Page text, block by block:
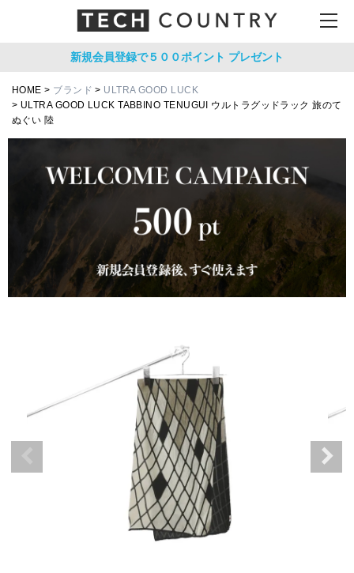
新規会員登録で５００ポイント プレゼント
HOME ブランド
ULTRA GOOD LUCK
ULTRA GOOD LUCK TABBINO TENUGUI ウルトラグッドラック 旅のて
ぬぐい 陸